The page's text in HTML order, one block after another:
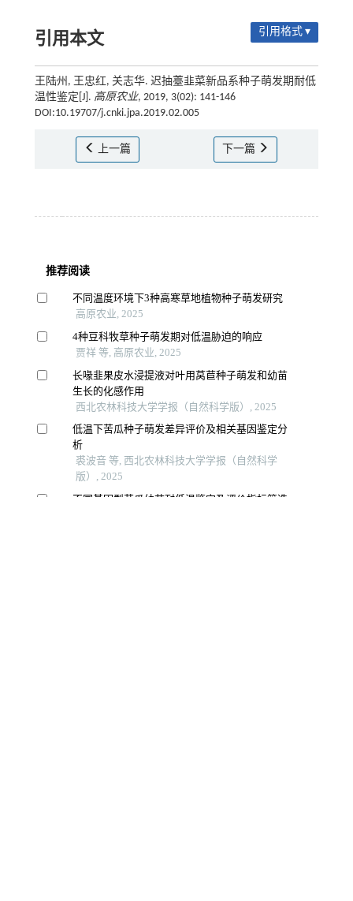
引用本文 引用格式 ▾
王陆州, 王忠红, 关志华. 迟抽薹韭菜新品系种子萌发期耐低
温性鉴定[J]. 高原农业, 2019, 3(02): 141-146
DOI:10.19707/j.cnki.jpa.2019.02.005
上一篇 下一篇